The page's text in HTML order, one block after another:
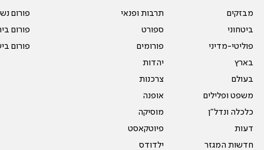
מבזקים
ביטחוני
פוליטי-מדיני
בארץ
בעולם
משפט ופלילים
כלכלה ונדל"ן
דעות
חדשות המגזר
תרבות ופנאי
ספורט
פורומים
יהדות
צרכנות
אופנה
מוסיקה
פיוטקאסט
ילדודס
פורום
פורום
פורום